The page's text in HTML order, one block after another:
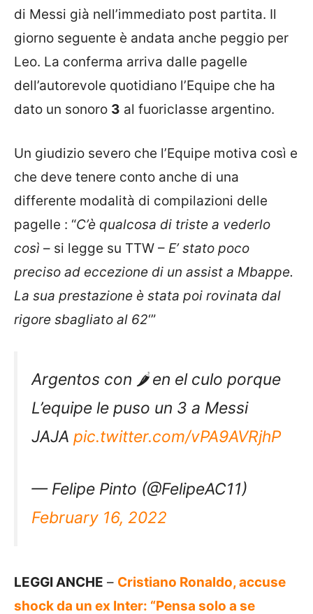
di Messi già nell’immediato post partita. Il
giorno seguente è andata anche peggio per
Leo. La conferma arriva dalle pagelle
dell’autorevole quotidiano l’Equipe che ha
dato un sonoro 3 al fuoriclasse argentino.
Un giudizio severo che l’Equipe motiva così e
che deve tenere conto anche di una
differente modalità di compilazioni delle
pagelle : “C’è qualcosa di triste a vederlo
così – si legge su TTW – E’ stato poco
preciso ad eccezione di un assist a Mbappe.
La sua prestazione è stata poi rovinata dal
rigore sbagliato al 62‘”
Argentos con 🌶️ en el culo porque
L’equipe le puso un 3 a Messi
JAJA pic.twitter.com/vPA9AVRjhP
— Felipe Pinto (@FelipeAC11)
February 16, 2022
LEGGI ANCHE – Cristiano Ronaldo, accuse
shock da un ex Inter: “Pensa solo a se